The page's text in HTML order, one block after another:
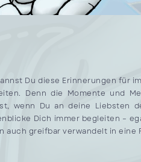
Du diese Erinnerungen für
Denn die Momente und
wenn Du an deine Liebsten
Dich immer begleiten –
auch greifbar verwandelt in eine